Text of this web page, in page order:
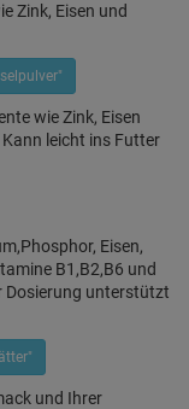
Zink, Eisen und
wie Zink, Eisen
leicht ins Futter
Eisen,
B1,B2,B6 und
Dosierung unterstützt
und Ihrer